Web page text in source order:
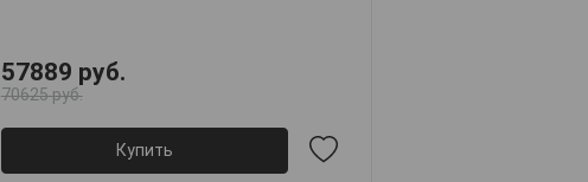
57889 руб.
70625 руб.
Купить